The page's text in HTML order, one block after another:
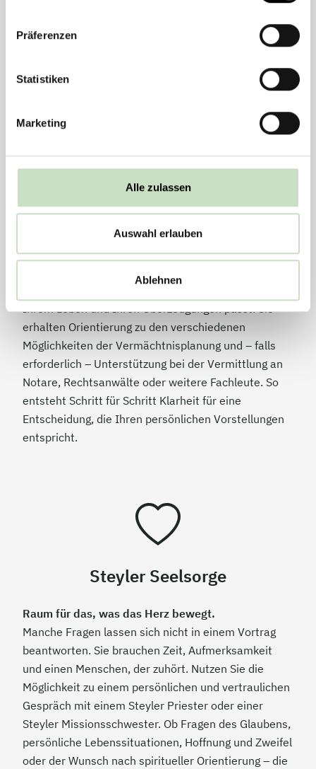
Präferenzen
Statistiken
Marketing
Alle zulassen
Auswahl erlauben
Ablehnen
Diese Frage bewegt viele Menschen. Die
lädt dazu ein, sich in vertrauensvoller Atmosphäre
mit den eigenen Werten, Wünschen und
Vorstellungen auseinanderzusetzen. Gemeinsam mit
Ihrem Leben und Ihren Überzeugungen passt. Sie
erhalten Orientierung zu den verschiedenen
Möglichkeiten der Vermächtnisplanung und – falls
erforderlich – Unterstützung bei der Vermittlung an
Notare, Rechtsanwälte oder weitere Fachleute. So
entsteht Schritt für Schritt Klarheit für eine
Entscheidung, die Ihren persönlichen Vorstellungen
entspricht.
Steyler Seelsorge
Raum für das, was das Herz bewegt.
Manche Fragen lassen sich nicht in einem Vortrag
beantworten. Sie brauchen Zeit, Aufmerksamkeit
und einen Menschen, der zuhört. Nutzen Sie die
Möglichkeit zu einem persönlichen und vertraulichen
Gespräch mit einem Steyler Priester oder einer
Steyler Missionsschwester. Ob Fragen des Glaubens,
persönliche Lebenssituationen, Hoffnung und Zweifel
oder der Wunsch nach spiritueller Orientierung – die